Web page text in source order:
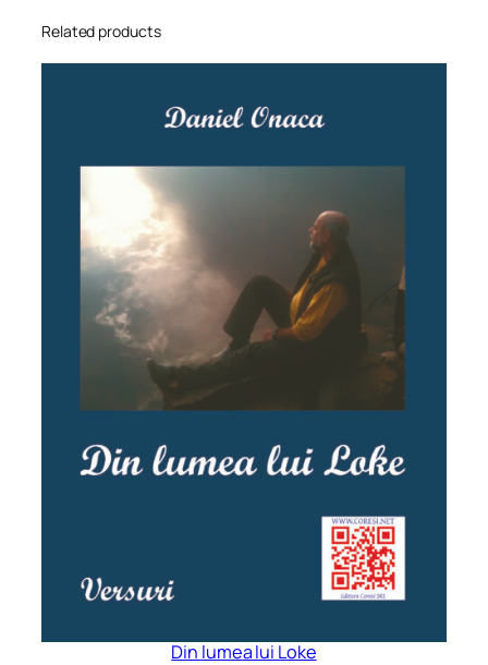
Related products
Din lumea lui Loke